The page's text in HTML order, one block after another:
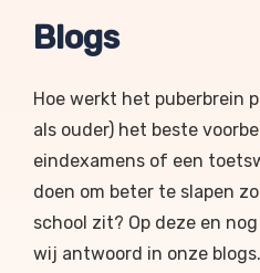
Blogs
Hoe werkt het puberbrein
als ouder) het beste
eindexamens of een
doen om beter te slapen
school zit? Op deze en
wij antwoord in onze blogs.